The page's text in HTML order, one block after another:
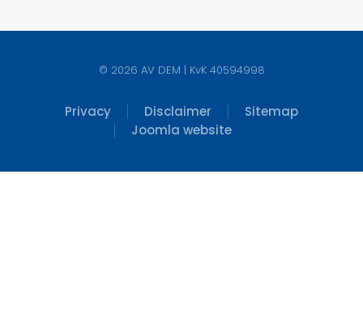
© 2026 AV DEM | KvK 40594998
Privacy Disclaimer
Sitemap
Joomla website